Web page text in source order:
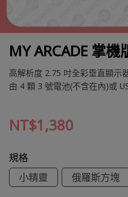
MY ARCADE 掌機
高解析度 2.75 吋全彩垂直顯示
由 4 顆 3 號電池(不含在內)或
NT$1,380
規格
小精靈
俄羅斯方塊